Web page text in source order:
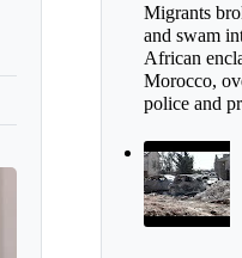
Migrants
and swam
African
Morocco,
police and